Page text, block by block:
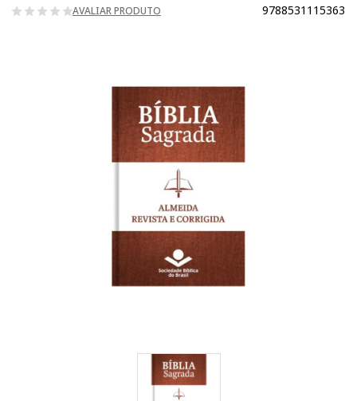
AVALIAR PRODUTO 9788531115363